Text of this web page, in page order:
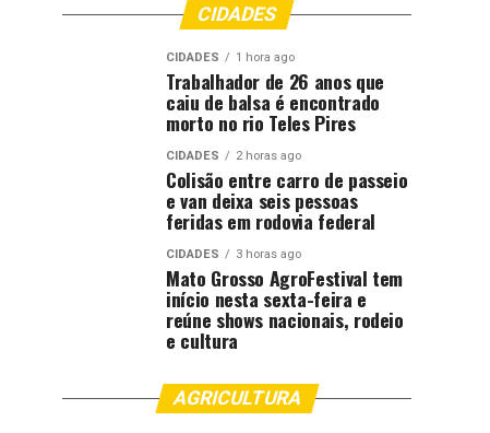
CIDADES
CIDADES 1 hora ago
Trabalhador de 26 anos que
caiu de balsa é encontrado
morto no rio Teles Pires
CIDADES 2 horas ago
Colisão entre carro de passeio
e van deixa seis pessoas
feridas em rodovia federal
CIDADES 3 horas ago
Mato Grosso AgroFestival tem
início nesta sexta-feira e
reúne shows nacionais, rodeio
e cultura
AGRICULTURA